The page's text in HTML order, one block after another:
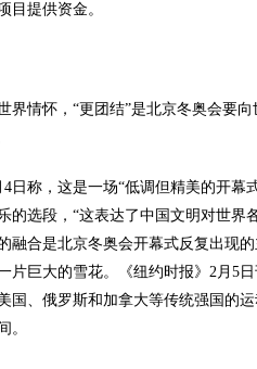
目提供资金。
界情怀，“更团结”是北京冬奥会要
4日称，这是一场“低调但精美的开
的选段，“这表达了中国文明对世界
融合是北京冬奥会开幕式反复出现
片巨大的雪花。《纽约时报》2月5
国、俄罗斯和加拿大等传统强国的
。